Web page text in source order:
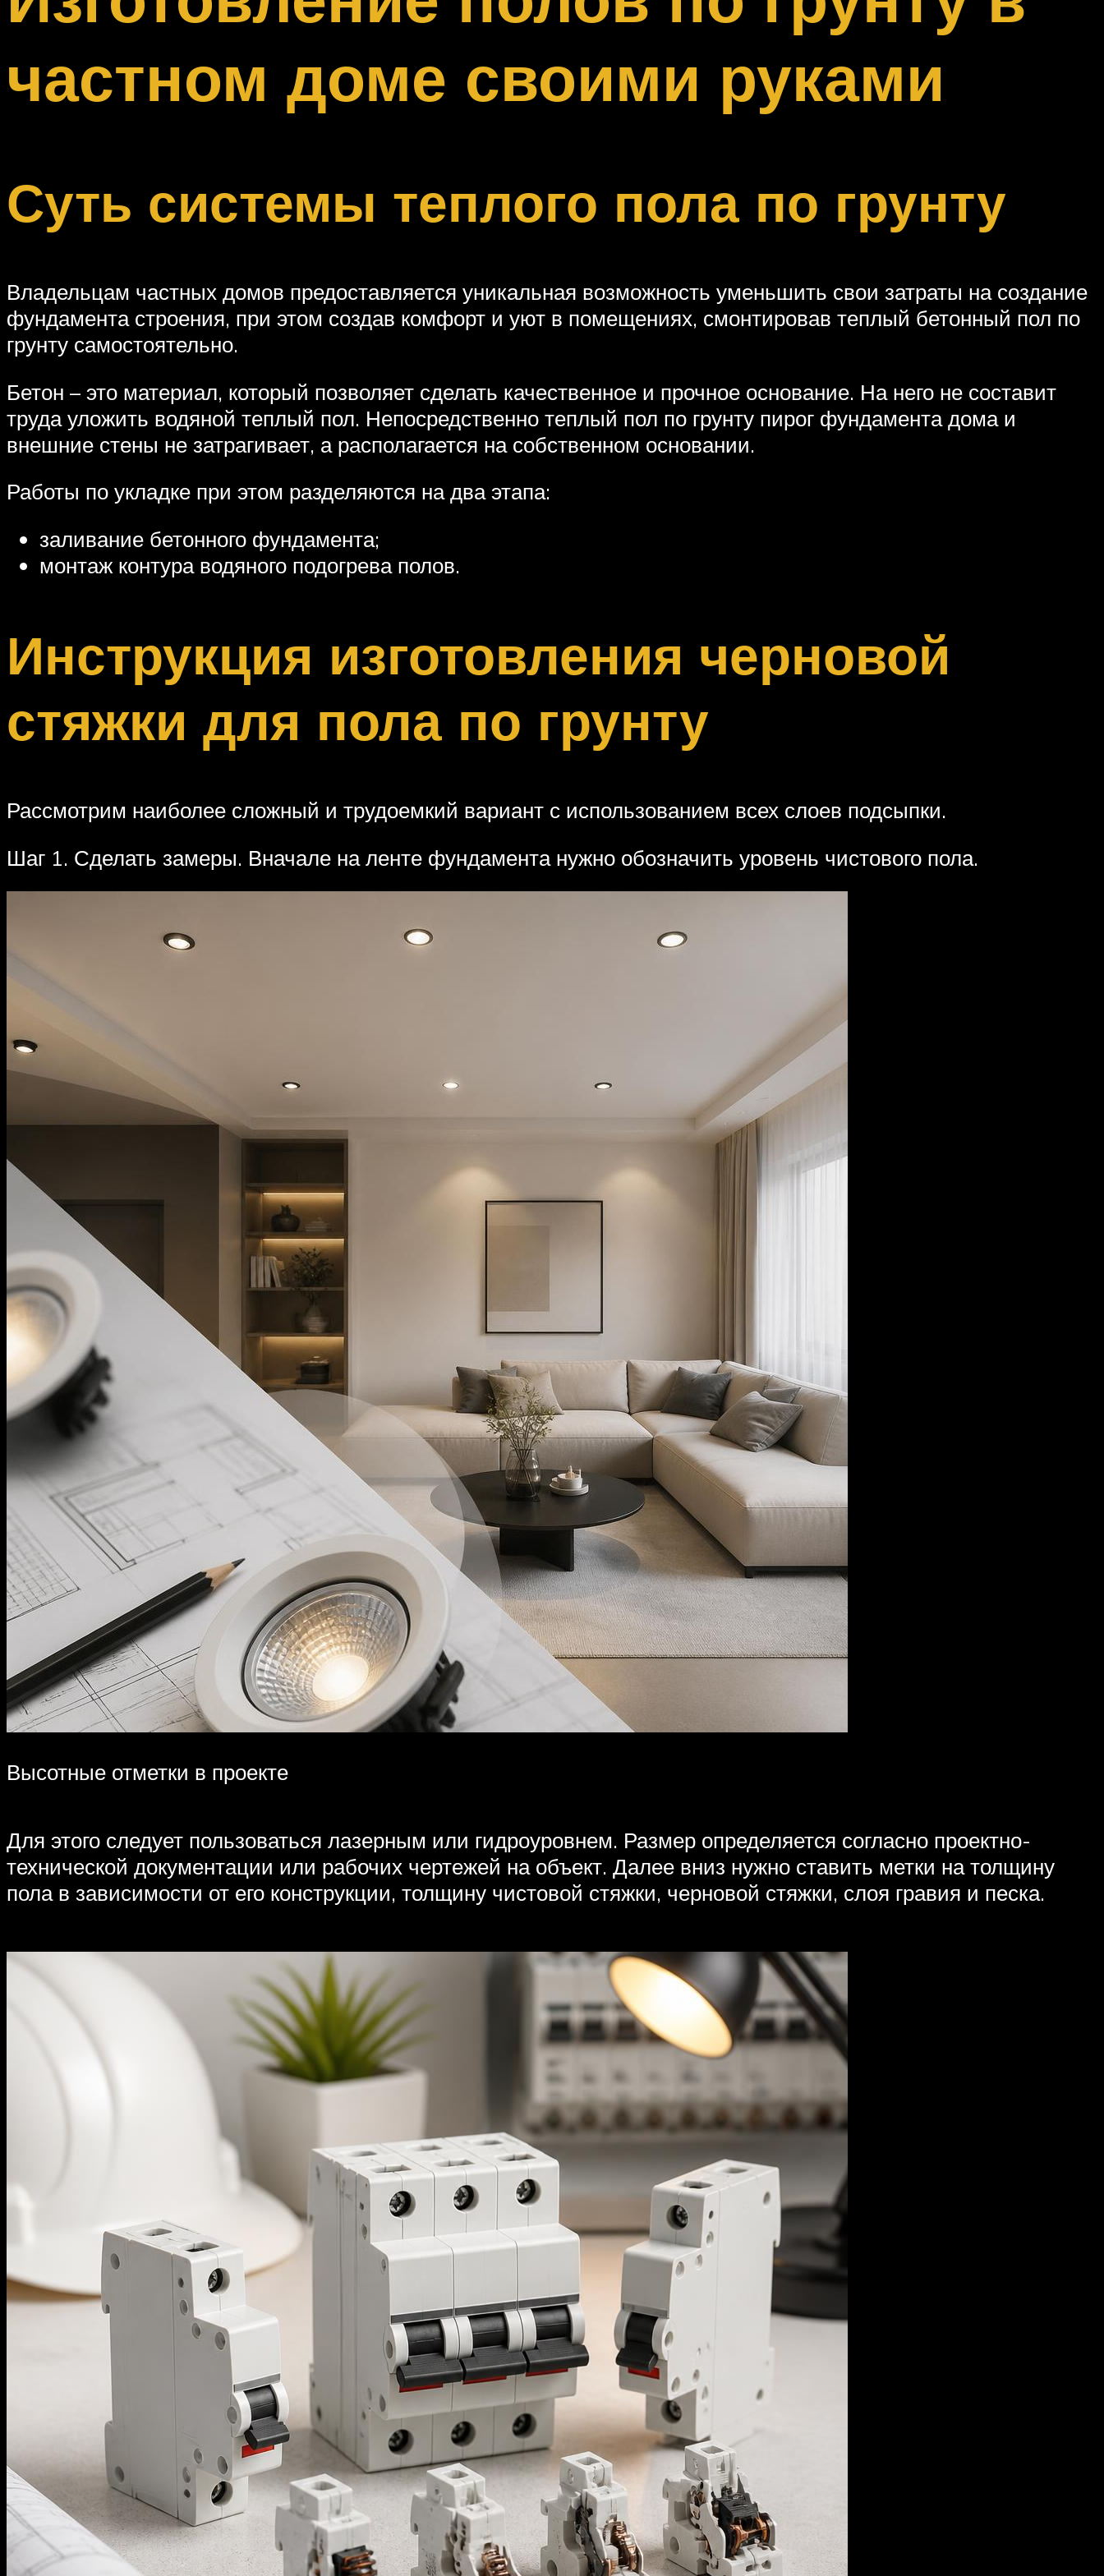
частном доме своими руками
Суть системы теплого пола по грунту
Владельцам частных домов предоставляется уникальная возможность уменьшить свои затраты на создание
фундамента строения, при этом создав комфорт и уют в помещениях, смонтировав теплый бетонный пол по
грунту самостоятельно.
Бетон – это материал, который позволяет сделать качественное и прочное основание. На него не составит
труда уложить водяной теплый пол. Непосредственно теплый пол по грунту пирог фундамента дома и
внешние стены не затрагивает, а располагается на собственном основании.
Работы по укладке при этом разделяются на два этапа:
заливание бетонного фундамента;
монтаж контура водяного подогрева полов.
Инструкция изготовления черновой
стяжки для пола по грунту
Рассмотрим наиболее сложный и трудоемкий вариант с использованием всех слоев подсыпки.
Шаг 1. Сделать замеры. Вначале на ленте фундамента нужно обозначить уровень чистового пола.
Высотные отметки в проекте
Для этого следует пользоваться лазерным или гидроуровнем. Размер определяется согласно проектно-
технической документации или рабочих чертежей на объект. Далее вниз нужно ставить метки на толщину
пола в зависимости от его конструкции, толщину чистовой стяжки, черновой стяжки, слоя гравия и песка.